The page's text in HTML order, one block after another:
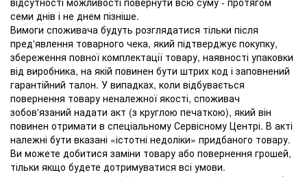
семи днів і не днем ​​пізніше.
Вимоги споживача будуть розглядатися тільки після
пред'явлення товарного чека, який підтверджує покупку,
збереження повної комплектації товару, наявності упаковки
від виробника, на якій повинен бути штрих код і заповнений
гарантійний талон. У випадках, коли відбувається
повернення товару неналежної якості, споживач
зобов'язаний надати акт (з круглою печаткою), який він
повинен отримати в спеціальному Сервісному Центрі. В акті
належні бути вказані «істотні недоліки» придбаного товару.
Ви можете добитися заміни товару або повернення грошей,
тільки якщо будете дотримуватися всі умови.